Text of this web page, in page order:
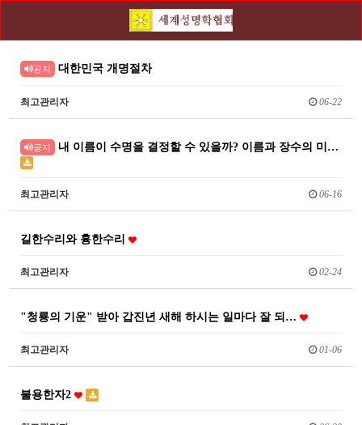
공지 대한민국 개명절차
최고관리자 06-22
공지 내 이름이 수명을 결정할 수 있을까? 이름과 장수의 미…
최고관리자 06-16
길한수리와 흉한수리
최고관리자 02-24
"청룡의 기운" 받아 갑진년 새해 하시는 일마다 잘 되…
최고관리자 01-06
불용한자2